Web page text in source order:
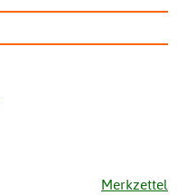
Merkzettel